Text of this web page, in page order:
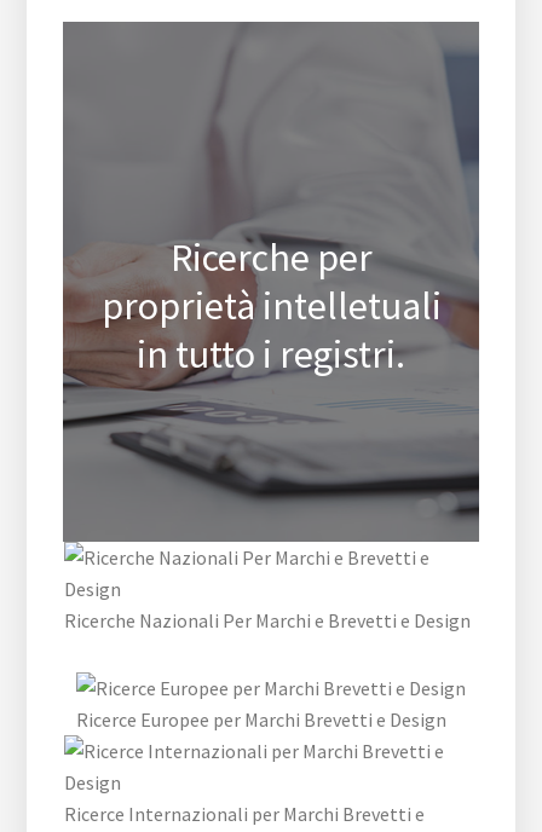
Ricerche per
proprietà intelletuali
in tutto i registri.
Ricerche Nazionali Per Marchi e Brevetti e Design
Ricerce Europee per Marchi Brevetti e Design
Ricerce Internazionali per Marchi Brevetti e